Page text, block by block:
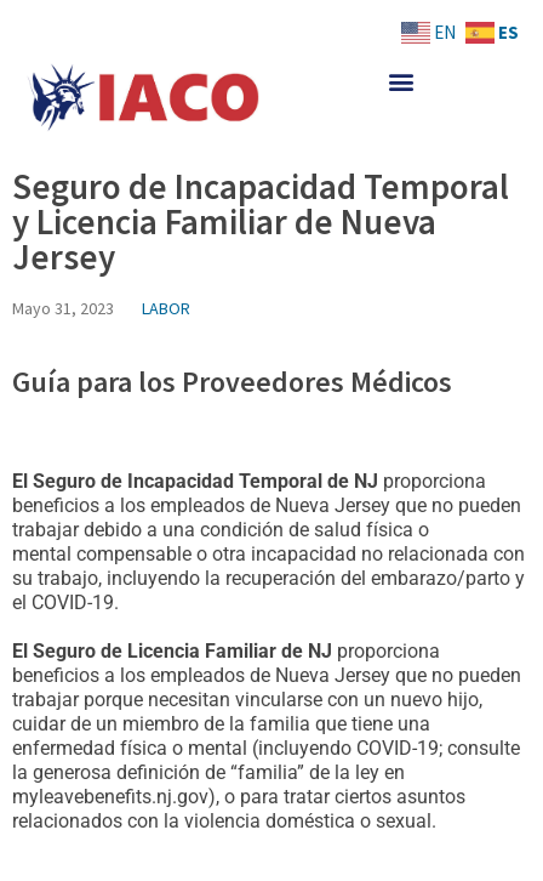
content
Seguro de Incapacidad Temporal
y Licencia Familiar de Nueva
Jersey
Mayo 31, 2023 LABOR
Guía para los Proveedores Médicos
El Seguro de Incapacidad Temporal de NJ proporciona
beneficios a los empleados de Nueva Jersey que no pueden
trabajar debido a una condición de salud física o
mental compensable o otra incapacidad no relacionada con
su trabajo, incluyendo la recuperación del embarazo/parto y
el COVID-19.
El Seguro de Licencia Familiar de NJ proporciona
beneficios a los empleados de Nueva Jersey que no pueden
trabajar porque necesitan vincularse con un nuevo hijo,
cuidar de un miembro de la familia que tiene una
enfermedad física o mental (incluyendo COVID-19; consulte
la generosa definición de “familia” de la ley en
myleavebenefits.nj.gov), o para tratar ciertos asuntos
relacionados con la violencia doméstica o sexual.
EN ES